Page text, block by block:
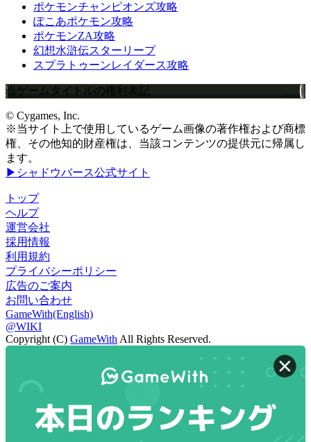
ポケモンチャンピオンズ攻略
ぽこあポケモン攻略
ポケモンZA攻略
幻想水滸伝スターリープ
スプラトゥーンレイダース攻略
当ゲームタイトルの権利表記
© Cygames, Inc.
※当サイト上で使用しているゲーム画像の著作権および商標
権、その他知的財産権は、当該コンテンツの提供元に帰属し
ます。
▶シャドウバース公式サイト
トップ
ヘルプ
運営会社
採用情報
利用規約
プライバシーポリシー
広告のご案内
お問い合わせ
GameWith(English)
@WIKI
Copyright (C) GameWith All Rights Reserved.